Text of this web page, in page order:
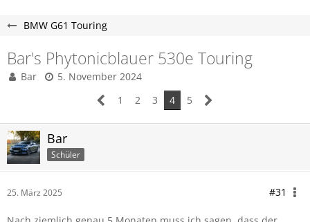
BMW G61 Touring
Bar's Phytonicblauer 530e Touring
Bar
5. November 2024
1
2 3 4 5
Bar
Schüler
25. März 2025 #31